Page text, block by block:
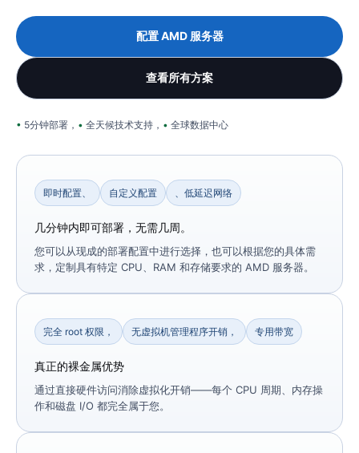
配置 AMD 服务器
查看所有方案
5分钟部署， 全天候技术支持， 全球数据中心
即时配置、 自定义配置 、低延迟网络
几分钟内即可部署，无需几周。
您可以从现成的部署配置中进行选择，也可以根据您的具体需
求，定制具有特定 CPU、RAM 和存储要求的 AMD 服务器。
完全 root 权限， 无虚拟机管理程序开销， 专用带宽
真正的裸金属优势
通过直接硬件访问消除虚拟化开销——每个 CPU 周期、内存操
作和磁盘 I/O 都完全属于您。